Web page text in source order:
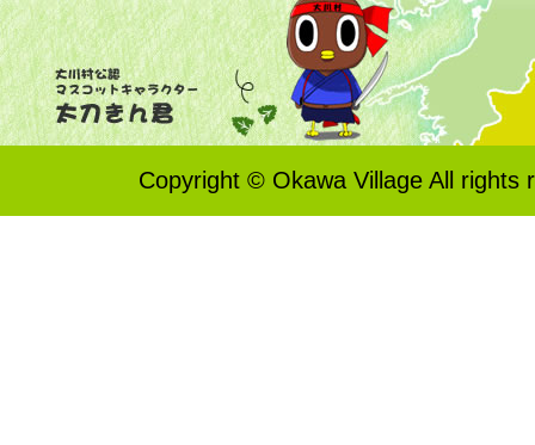
Copyright © Okawa Village All rights